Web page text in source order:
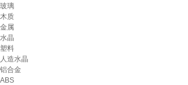
玻璃
木质
金属
水晶
塑料
人造水晶
铝合金
ABS